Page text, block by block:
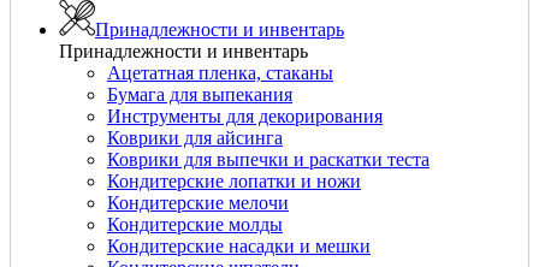
Принадлежности и инвентарь
Принадлежности и инвентарь
Ацетатная пленка, стаканы
Бумага для выпекания
Инструменты для декорирования
Коврики для айсинга
Коврики для выпечки и раскатки теста
Кондитерские лопатки и ножи
Кондитерские мелочи
Кондитерские молды
Кондитерские насадки и мешки